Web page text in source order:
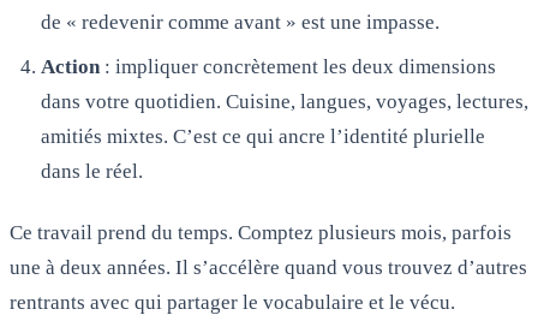
de « redevenir comme avant » est une impasse.
Action: impliquer concrètement les deux dimensions
dans votre quotidien. Cuisine, langues, voyages, lectures,
amitiés mixtes. C’est ce qui ancre l’identité plurielle
dans le réel.
Ce travail prend du temps. Comptez plusieurs mois, parfois
une à deux années. Il s’accélère quand vous trouvez d’autres
rentrants avec qui partager le vocabulaire et le vécu.